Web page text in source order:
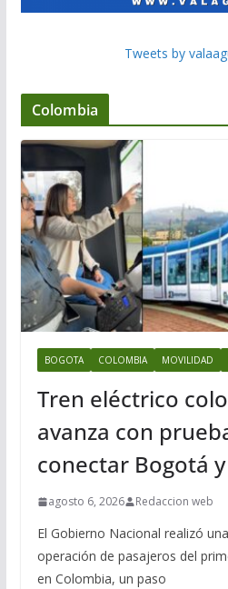
Tweets by
Colombia
BOGOTA COLOMBIA MOVILIDAD
Tren eléctrico
avanza con
conectar Bogotá
agosto 6, 2026 Redaccion web
El Gobierno Nacional realizó
operación de pasajeros del
en Colombia, un paso